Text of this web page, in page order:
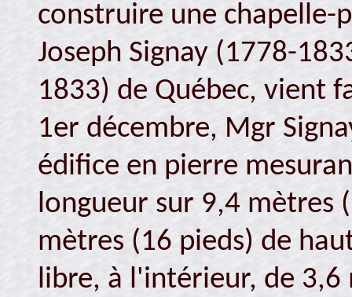
construire une chapelle-
Joseph Signay (1778-
1833) de Québec, vient
1er décembre, Mgr
édifice en pierre
longueur sur 9,4 mètres
mètres (16 pieds) de
libre, à l'intérieur, de 3,6